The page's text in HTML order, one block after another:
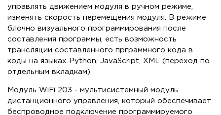
управлять движением модуля в ручном режиме,
изменять скорость перемещения модуля. В режиме
блочно визуального программирования после
составления программы, есть возможность
трансляции составленного прграммного кода в
коды на языках Python, JavaScript, XML (переход по
отдельным вкладкам).
Модуль WiFi 203 - мультисистемный модуль
дистанционного управления, который обеспечивает
беспроводное подключение программируемого